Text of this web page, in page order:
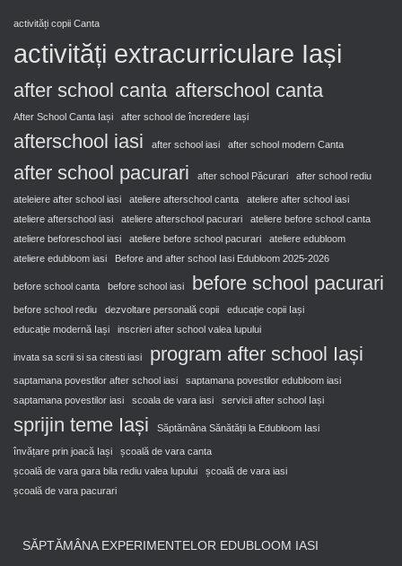
activități copii Canta
activități extracurriculare Iași
after school canta afterschool canta
After School Canta Iași after school de încredere Iași
afterschool iasi after school iasi after school modern Canta
after school pacurari after school Păcurari after school rediu
ateleiere after school iasi ateliere afterschool canta
ateliere after school iasi
ateliere afterschool iasi
ateliere afterschool pacurari
ateliere before school canta
ateliere beforeschool iasi
ateliere before school pacurari
ateliere edubloom
ateliere edubloom iasi
Before and after school Iasi Edubloom 2025-2026
before school canta before school iasi before school pacurari
before school rediu dezvoltare personală copii
educație copii Iași
educație modernă Iași
inscrieri after school valea lupului
invata sa scrii si sa citesti iasi program after school Iași
saptamana povestilor after school iasi
saptamana povestilor edubloom iasi
saptamana povestilor iasi
scoala de vara iasi servicii after school Iași
sprijin teme Iași Săptămâna Sănătății la Edubloom Iasi
învățare prin joacă Iași
școală de vara canta
școală de vara gara bila rediu valea lupului
școală de vara iasi
școală de vara pacurari
SĂPTĂMÂNA EXPERIMENTELOR EDUBLOOM IASI